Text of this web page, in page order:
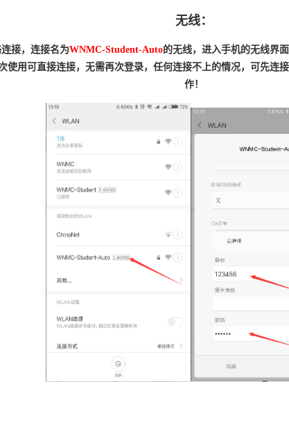
无线：
接，连接名为WNMC-Student-Auto的无线，进入手机的无线界
使用可直接连接，无需再次登录，任何连接不上的情况，可先连接
作！